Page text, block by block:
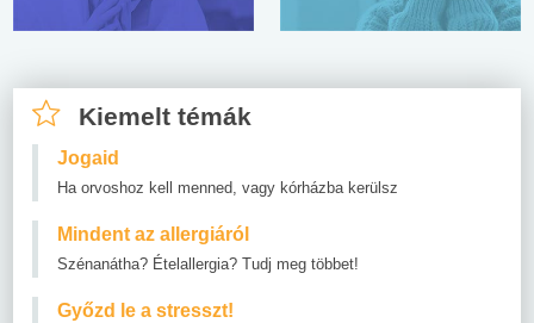
Kiemelt témák
Jogaid
Ha orvoshoz kell menned, vagy kórházba kerülsz
Mindent az allergiáról
Szénanátha? Ételallergia? Tudj meg többet!
Győzd le a stresszt!